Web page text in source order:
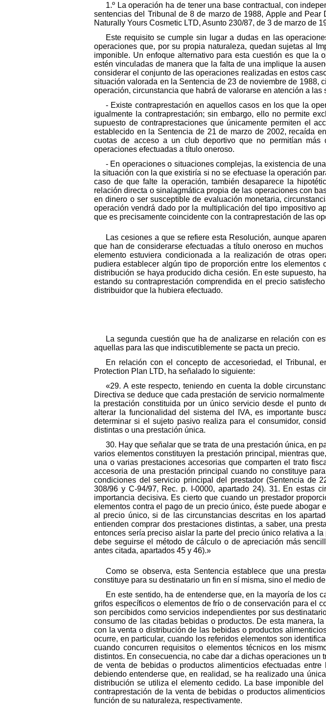
1.º La operación ha de tener una base contractual, con
sentencias del Tribunal de 8 de marzo de 1988, Apple and
Naturally Yours Cosmetic LTD, Asunto 230/87, de 3 de marzo de
Este requisito se cumple sin lugar a dudas en las
operaciones que, por su propia naturaleza, quedan sujetas al
imponible. Un enfoque alternativo para esta cuestión es que la
estén vinculadas de manera que la falta de una implique la
considerar el conjunto de las operaciones realizadas en estos
situación valorada en la Sentencia de 23 de noviembre de 1988,
operación, circunstancia que habrá de valorarse en atención a las
- Existe contraprestación en aquellos casos en los que la
igualmente la contraprestación; sin embargo, ello no permite
supuesto de contraprestaciones que únicamente permiten el
establecido en la Sentencia de 21 de marzo de 2002, recaída
cuotas de acceso a un club deportivo que no permitían
operaciones efectuadas a título oneroso.
- En operaciones o situaciones complejas, la existencia de
la situación con la que existiría si no se efectuase la operación
caso de que falte la operación, también desaparece la
relación directa o sinalagmática propia de las operaciones con
en dinero o ser susceptible de evaluación monetaria,
operación vendrá dado por la multiplicación del tipo impositivo
que es precisamente coincidente con la contraprestación de las
Las cesiones a que se refiere esta Resolución, aunque
que han de considerarse efectuadas a título oneroso en
elemento estuviera condicionada a la realización de otras
pudiera establecer algún tipo de proporción entre los
distribución se haya producido dicha cesión. En este supuesto,
estando su contraprestación comprendida en el precio
distribuidor que la hubiera efectuado.
La segunda cuestión que ha de analizarse en relación con
aquellas para las que indiscutiblemente se pacta un precio.
En relación con el concepto de accesoriedad, el Tribunal,
Protection Plan LTD, ha señalado lo siguiente:
«29. A este respecto, teniendo en cuenta la doble
Directiva se deduce que cada prestación de servicio
la prestación constituida por un único servicio desde el punto
alterar la funcionalidad del sistema del IVA, es importante
determinar si el sujeto pasivo realiza para el consumidor,
distintas o una prestación única.
30. Hay que señalar que se trata de una prestación única, en
varios elementos constituyen la prestación principal, mientras
una o varias prestaciones accesorias que comparten el trato
accesoria de una prestación principal cuando no constituye
condiciones del servicio principal del prestador (Sentencia de
308/96 y C-94/97, Rec. p. I-0000, apartado 24). 31. En estas
importancia decisiva. Es cierto que cuando un prestador
elementos contra el pago de un precio único, éste puede
al precio único, si de las circunstancias descritas en los
entienden comprar dos prestaciones distintas, a saber, una
entonces sería preciso aislar la parte del precio único relativa a
debe seguirse el método de cálculo o de apreciación más
antes citada, apartados 45 y 46).»
Como se observa, esta Sentencia establece que una
constituye para su destinatario un fin en sí misma, sino el medio
En este sentido, ha de entenderse que, en la mayoría de los
grifos específicos o elementos de frío o de conservación para el
son percibidos como servicios independientes por sus
consumo de las citadas bebidas o productos. De esta manera,
con la venta o distribución de las bebidas o productos
ocurre, en particular, cuando los referidos elementos son
cuando concurren requisitos o elementos técnicos en los
distintos. En consecuencia, no cabe dar a dichas operaciones
de venta de bebidas o productos alimenticios efectuadas
debiendo entenderse que, en realidad, se ha realizado una
distribución se utiliza el elemento cedido. La base imponible
contraprestación de la venta de bebidas o productos
función de su naturaleza, respectivamente.